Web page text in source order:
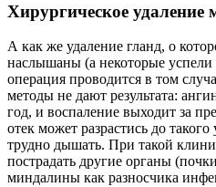
Хирургическое удаление
А как же удаление гланд, о
наслышаны (а некоторые успели
операция проводится в том
методы не дают результата:
год, и воспаление выходит за
отек может разрастись до
трудно дышать. При такой
пострадать другие органы
миндалины как разносчика